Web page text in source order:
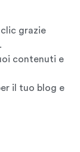
grazie
contenuti e
il tuo blog e